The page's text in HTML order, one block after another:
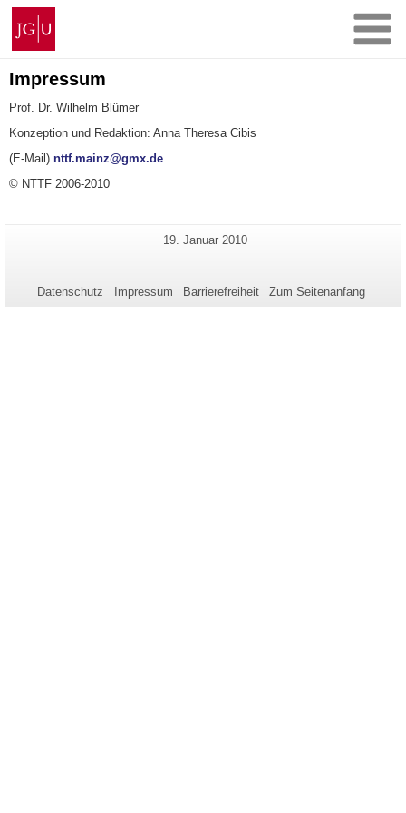
Zum
Inhalt
springen
Johannes
Gutenberg-
Universität
Mainz
Impressum
Prof. Dr. Wilhelm Blümer
Konzeption und Redaktion: Anna Theresa Cibis
(E-Mail) nttf.mainz@gmx.de
© NTTF 2006-2010
Zusätzliche
dieser
Letzte
19. Januar 2010
Datenschutz Impressum Barrierefreiheit Zum Seitenanfang